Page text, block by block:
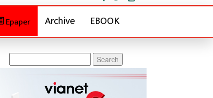
Epaper Archive EBOOK
for: